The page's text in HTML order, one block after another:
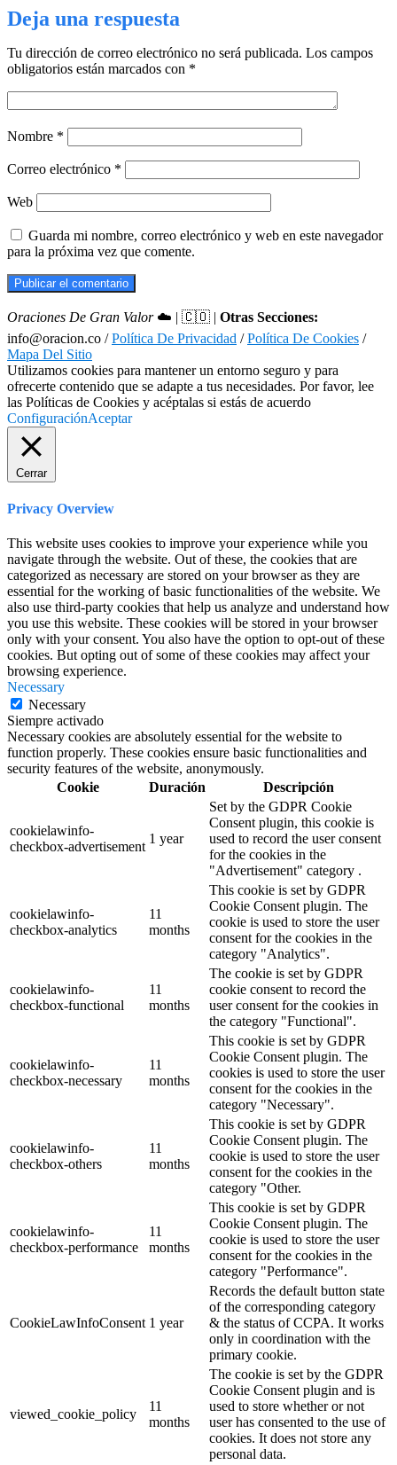
Deja una respuesta
Tu dirección de correo electrónico no será publicada. Los campos
obligatorios están marcados con *
Nombre *
Correo electrónico *
Web
Guarda mi nombre, correo electrónico y web en este navegador
para la próxima vez que comente.
Oraciones De Gran Valor☁️ | 🇨🇴 | Otras Secciones:
info@oracion.co /Política De Privacidad /Política De Cookies /
Mapa Del Sitio
Utilizamos cookies para mantener un entorno seguro y para
ofrecerte contenido que se adapte a tus necesidades. Por favor, lee
las Políticas de Cookies y acéptalas si estás de acuerdo
ConfiguraciónAceptar
Cerrar
Privacy Overview
This website uses cookies to improve your experience while you
navigate through the website. Out of these, the cookies that are
categorized as necessary are stored on your browser as they are
essential for the working of basic functionalities of the website. We
also use third-party cookies that help us analyze and understand how
you use this website. These cookies will be stored in your browser
only with your consent. You also have the option to opt-out of these
cookies. But opting out of some of these cookies may affect your
browsing experience.
Necessary
Necessary
Siempre activado
Necessary cookies are absolutely essential for the website to
function properly. These cookies ensure basic functionalities and
security features of the website, anonymously.
Cookie
Duración Descripción
cookielawinfo-
checkbox-advertisement
1 year
Set by the GDPR Cookie
Consent plugin, this cookie is
used to record the user consent
for the cookies in the
"Advertisement" category .
cookielawinfo-
checkbox-analytics
11
months
This cookie is set by GDPR
Cookie Consent plugin. The
cookie is used to store the user
consent for the cookies in the
category "Analytics".
cookielawinfo-
checkbox-functional
11
months
The cookie is set by GDPR
cookie consent to record the
user consent for the cookies in
the category "Functional".
cookielawinfo-
checkbox-necessary
11
months
This cookie is set by GDPR
Cookie Consent plugin. The
cookies is used to store the user
consent for the cookies in the
category "Necessary".
cookielawinfo-
checkbox-others
11
months
This cookie is set by GDPR
Cookie Consent plugin. The
cookie is used to store the user
consent for the cookies in the
category "Other.
cookielawinfo-
checkbox-performance
11
months
This cookie is set by GDPR
Cookie Consent plugin. The
cookie is used to store the user
consent for the cookies in the
category "Performance".
CookieLawInfoConsent 1 year
Records the default button state
of the corresponding category
& the status of CCPA. It works
only in coordination with the
primary cookie.
viewed_cookie_policy
11
months
The cookie is set by the GDPR
Cookie Consent plugin and is
used to store whether or not
user has consented to the use of
cookies. It does not store any
personal data.